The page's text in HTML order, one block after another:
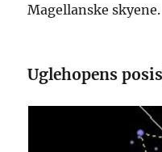
Magellanske skyene.
Uglehopens